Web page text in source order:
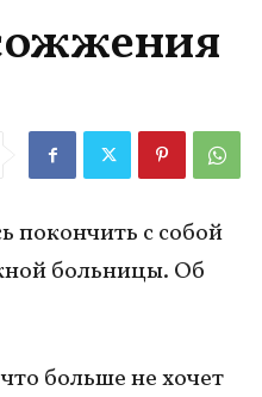
покончить с собой
больницы. Об
больше не хочет